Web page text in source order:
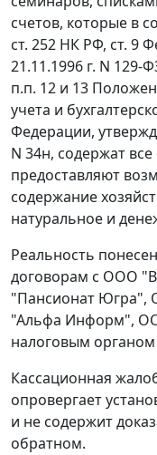
счетов, которые в
ст. 252 НК РФ, ст. 9
21.11.1996 г. N 129-
п.п. 12 и 13
учета и
Федерации,
N 34н, содержат
предоставляют
содержание
натуральное и
Реальность
договорам с ООО
"Пансионат Югра",
"Альфа Информ",
налоговым органом
Кассационная
опровергает
и не содержит
обратном.